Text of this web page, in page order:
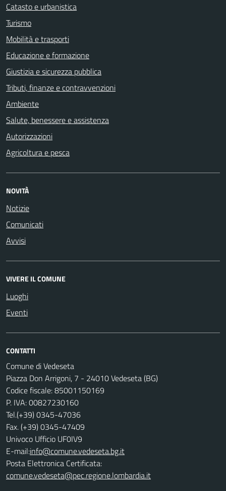
Catasto e urbanistica
Turismo
Mobilità e trasporti
Educazione e formazione
Giustizia e sicurezza pubblica
Tributi, finanze e contravvenzioni
Ambiente
Salute, benessere e assistenza
Autorizzazioni
Agricoltura e pesca
NOVITÀ
Notizie
Comunicati
Avvisi
VIVERE IL COMUNE
Luoghi
Eventi
CONTATTI
Comune di Vedeseta
Piazza Don Arrigoni, 7 - 24010 Vedeseta (BG)
Codice fiscale: 85001150169
P. IVA: 00827230160
Tel.(+39) 0345-47036
Fax. (+39) 0345-47409
Univoco Ufficio UF0IV9
E-mail:info@comune.vedeseta.bg.it
Posta Elettronica Certificata:
comune.vedeseta@pec.regione.lombardia.it